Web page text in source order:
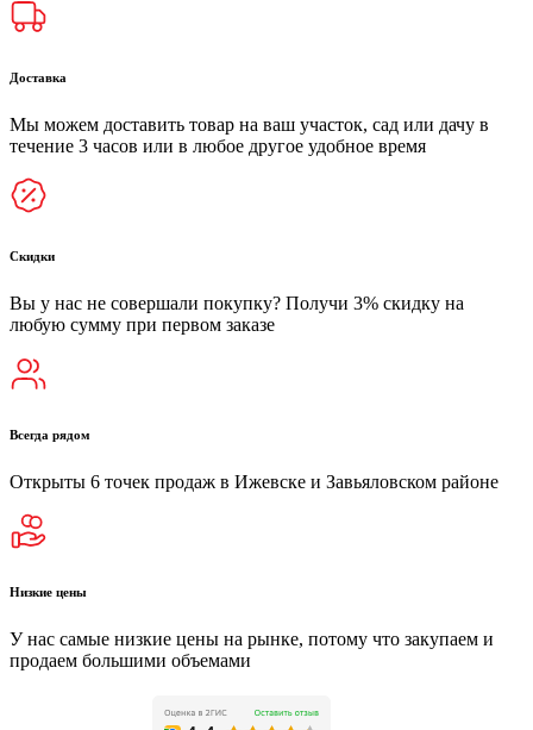
Доставка
Мы можем доставить товар на ваш участок, сад или дачу в
течение 3 часов или в любое другое удобное время
Скидки
Вы у нас не совершали покупку? Получи 3% скидку на
любую сумму при первом заказе
Всегда рядом
Открыты 6 точек продаж в Ижевске и Завьяловском районе
Низкие цены
У нас самые низкие цены на рынке, потому что закупаем и
продаем большими объемами